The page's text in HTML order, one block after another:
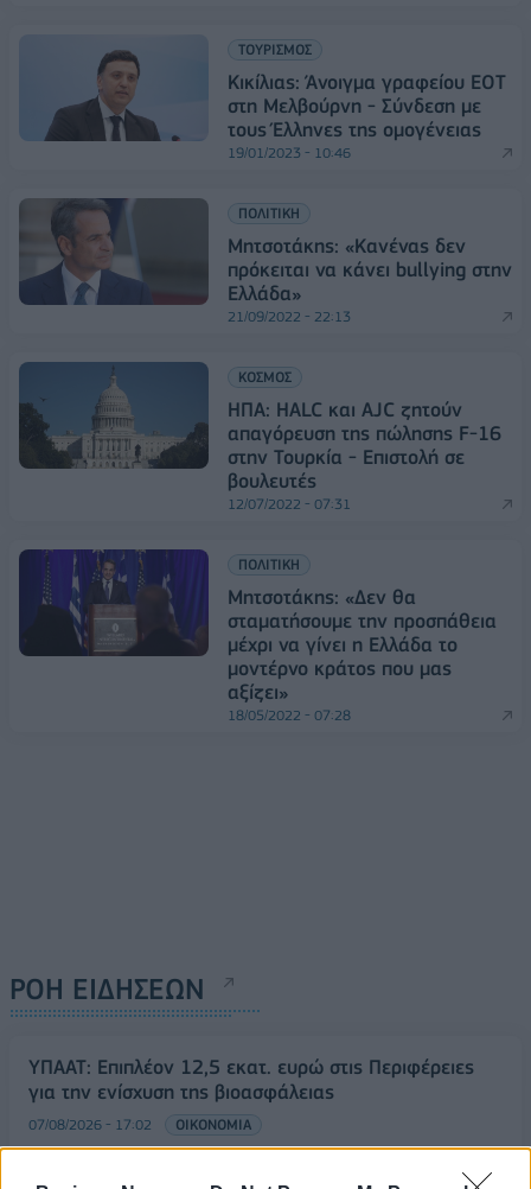
ΤΟΥΡΙΣΜΟΣ
Κικίλιας: Άνοιγμα γραφείου ΕΟΤ
στη Μελβούρνη - Σύνδεση με
τους Έλληνες της ομογένειας
19/01/2023 - 10:46
ΠΟΛΙΤΙΚΗ
Μητσοτάκης: «Κανένας δεν
πρόκειται να κάνει bullying στην
Ελλάδα»
21/09/2022 - 22:13
ΚΟΣΜΟΣ
ΗΠΑ: HALC και AJC ζητούν
απαγόρευση της πώλησης F-16
στην Τουρκία - Επιστολή σε
βουλευτές
12/07/2022 - 07:31
ΠΟΛΙΤΙΚΗ
Μητσοτάκης: «Δεν θα
σταματήσουμε την προσπάθεια
μέχρι να γίνει η Ελλάδα το
μοντέρνο κράτος που μας
αξίζει»
18/05/2022 - 07:28
ΡΟΗ ΕΙΔΗΣΕΩΝ
ΥΠΑΑΤ: Επιπλέον 12,5 εκατ. ευρώ στις Περιφέρειες
για την ενίσχυση της βιοασφάλειας
07/08/2026 - 17:02 ΟΙΚΟΝΟΜΙΑ
Deloitte Ελλάδος: Χρηματοοικονομικός σύμβουλος